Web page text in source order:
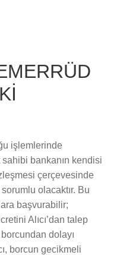
işlemlerinde
bankanın kendisi
çerçevesinde
olacaktır. Bu
başvurabilir;
Alıcı’dan talep
dolayı
borcun gecikmeli